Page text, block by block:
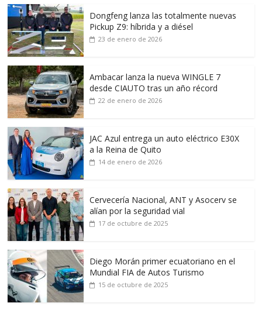
Dongfeng lanza las totalmente nuevas
Pickup Z9: híbrida y a diésel
23 de enero de 2026
Ambacar lanza la nueva WINGLE 7
desde CIAUTO tras un año récord
22 de enero de 2026
JAC Azul entrega un auto eléctrico E30X
a la Reina de Quito
14 de enero de 2026
Cervecería Nacional, ANT y Asocerv se
alían por la seguridad vial
17 de octubre de 2025
Diego Morán primer ecuatoriano en el
Mundial FIA de Autos Turismo
15 de octubre de 2025